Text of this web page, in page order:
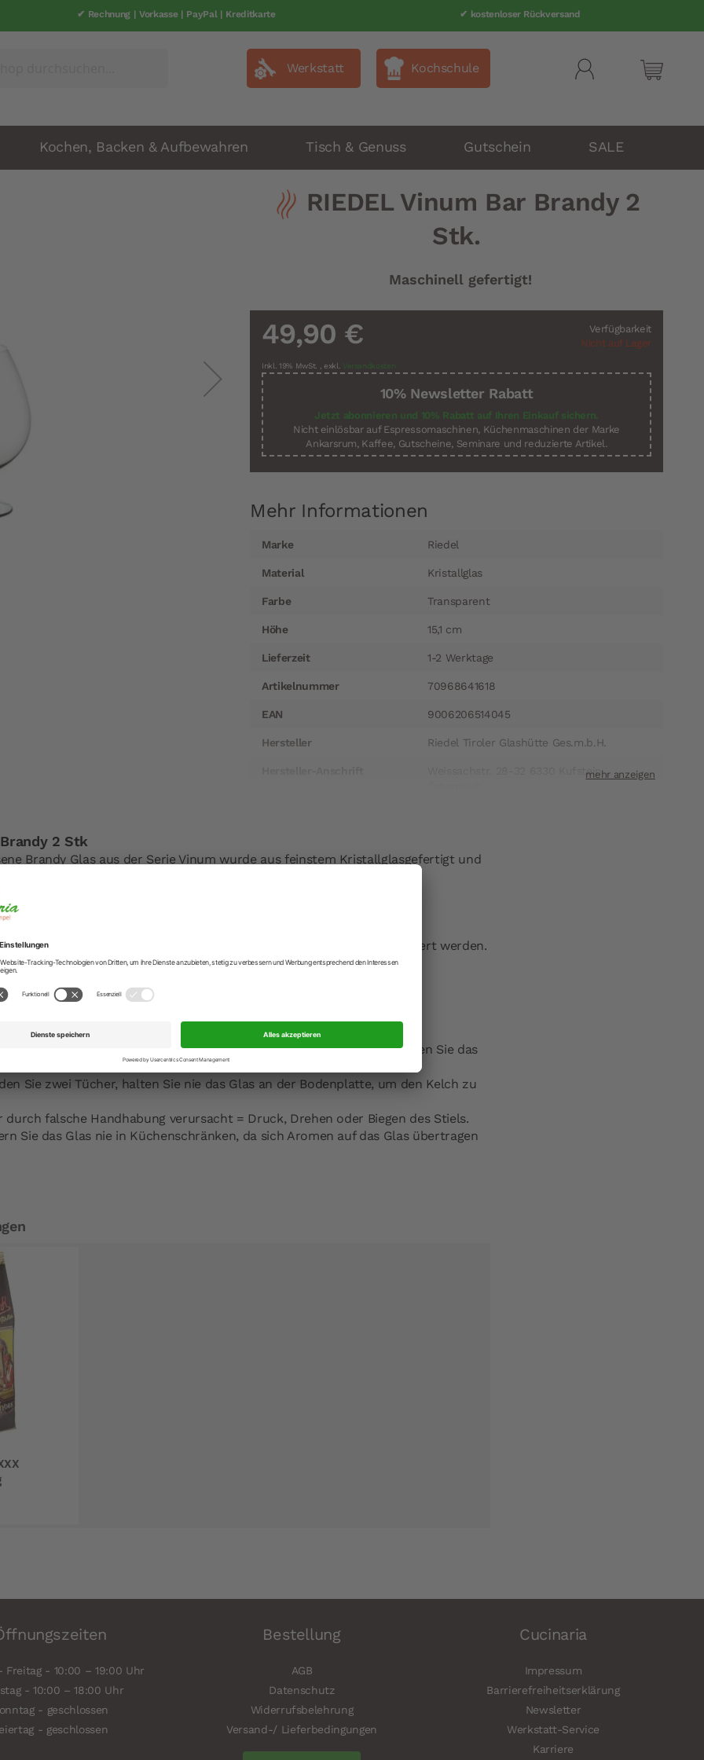
✔ Rechnung | Vorkasse | PayPal | Kreditkarte ✔ kostenloser Rückversand
✔ schneller Versand | 1-2 Werkatage ✔ Telefonsupport 040 80 60 999-0
Mein
Werkstatt Kochschule
Kochen, Backen & Aufbewahren Tisch & Genuss Gutschein SALE
RIEDEL Vinum Bar Brandy 2
Stk.
Maschinell gefertigt!
Verfügbarkeit
Nicht auf Lager
49,90 €
Inkl. 19% MwSt. , exkl. Versandkosten
10% Newsletter Rabatt
Jetzt abonnieren und 10% Rabatt auf Ihren Einkauf sichern.
Nicht einlösbar auf Espressomaschinen, Küchenmaschinen der Marke
Ankarsrum, Kaffee, Gutscheine, Seminare und reduzierte Artikel.
Mehr Informationen
Informationen
Marke Riedel
Material Kristallglas
Farbe Transparent
Höhe 15,1 cm
Lieferzeit 1-2 Werktage
Artikelnummer 70968641618
EAN 9006206514045
Hersteller Riedel Tiroler Glashütte Ges.m.b.H.
Weissachstr. 28-32 6330 Kufstein
2 Stk
Brandy Glas aus der Serie Vinum wurde aus feinstem Kristallglasgefertigt und
Design für einzigartigen Genuss.
Riedel-Gläser:
RIEDEL empfiehlt exklusiv MIELE.
sollte der direkte Kontakt mit anderem Glas oder Metall verhindert werden.
Sie eine Gläserschiene.
verwenden Sie weiches Wasser (geringer Mineralstoffgehalt).
verwenden Sie weißen Essig.
Hand reinigen:
unter warmem Wasser aus (verwenden Sie Reinigungsmittel und spülen Sie das
Sie zwei Tücher, halten Sie nie das Glas an der Bodenplatte, um den Kelch zu
falsche Handhabung verursacht = Druck, Drehen oder Biegen des Stiels.
Sie das Glas nie in Küchenschränken, da sich Aromen auf das Glas übertragen
Freitag - 10:00 – 19:00 Uhr
- 10:00 – 18:00 Uhr
- geschlossen
- geschlossen
Bestellung
AGB
Datenschutz
Widerrufsbelehrung
Versand-/ Lieferbedingungen
Cucinaria
Impressum
Barrierefreiheitserklärung
Newsletter
Werkstatt-Service
Karriere